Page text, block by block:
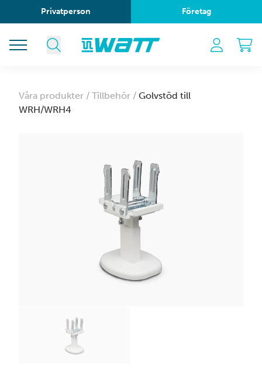
Privatperson Företag
Våra produkter / Tillbehör / Golvstöd till
WRH/WRH4